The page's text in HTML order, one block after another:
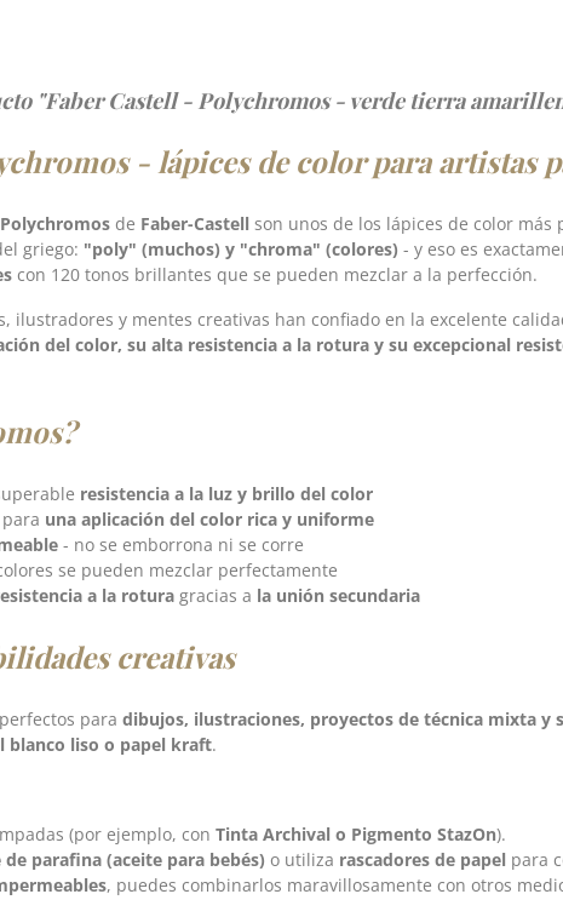
"Faber Castell - Polychromos - verde tierra
- lápices de color para artistas
de Faber-Castell son unos de los lápices de color más
griego: "poly" (muchos) y "chroma" (colores) - y eso es
con 120 tonos brillantes que se pueden mezclar a la perfección.
ilustradores y mentes creativas han confiado en la excelente
del color, su alta resistencia a la rotura y su excepcional
resistencia a la luz y brillo del color
una aplicación del color rica y uniforme
- no se emborrona ni se corre
se pueden mezclar perfectamente
a la rotura gracias a la unión secundaria
creativas
para dibujos, ilustraciones, proyectos de técnica mixta y
blanco liso o papel kraft.
(por ejemplo, con Tinta Archival o Pigmento StazOn).
de parafina (aceite para bebés) o utiliza rascadores de papel para
, puedes combinarlos maravillosamente con otros